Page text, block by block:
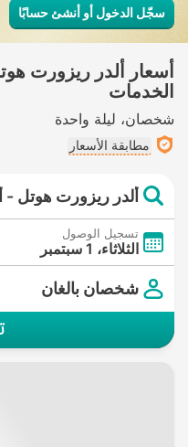
سجّل الدخول أو أنشئ حسابًا
أسعار ألدر ريزورت
الخدمات
شخصان ليلة واحدة
مطابقة الأسعار
ألدر ريزورت هوتل -
تسجيل الوصول
الثلاثاء، 1 سبتمبر
شخصان بالغان